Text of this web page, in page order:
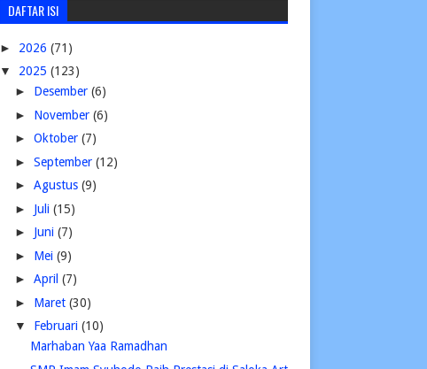
DAFTAR ISI
► 2026 (71)
▼ 2025 (123)
► Desember (6)
► November (6)
► Oktober (7)
► September (12)
► Agustus (9)
► Juli (15)
► Juni (7)
► Mei (9)
► April (7)
► Maret (30)
▼ Februari (10)
Marhaban Yaa Ramadhan